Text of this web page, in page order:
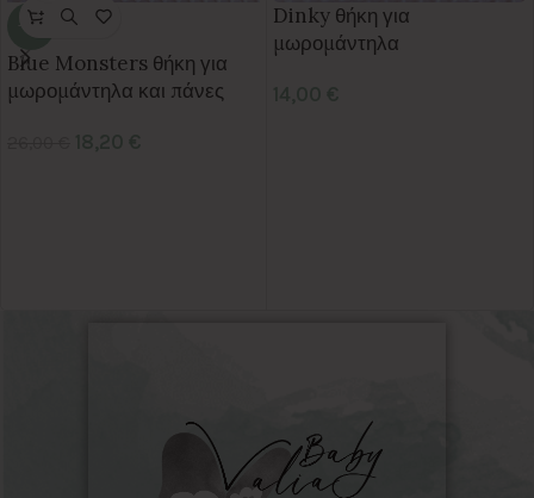
-30%
Blue Monsters θήκη για
μωρομάντηλα και πάνες
Dinky θήκη για
μωρομάντηλα